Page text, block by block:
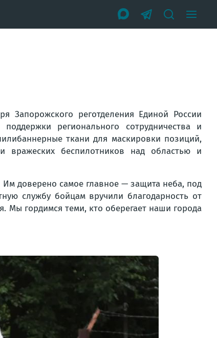
Запорожского реготделения Единой России
регионального сотрудничества и
баннерные ткани для маскировки позиций,
вражеских беспилотников над областью и
доверено самое главное — защита неба, под
службу бойцам вручили благодарность от
Мы гордимся теми, кто оберегает наши города